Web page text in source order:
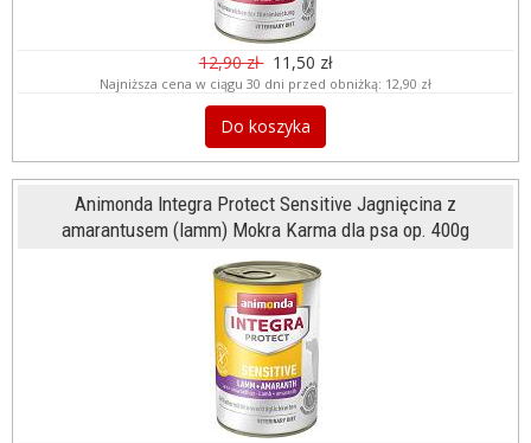
12,90 zł 11,50 zł
Najniższa cena w ciągu 30 dni przed obniżką: 12,90 zł
Do koszyka
Animonda Integra Protect Sensitive Jagnięcina z
amarantusem (lamm) Mokra Karma dla psa op. 400g